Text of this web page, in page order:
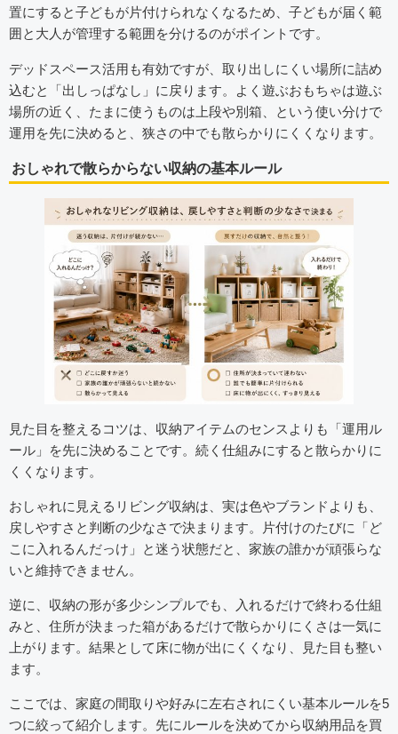
置にすると子どもが片付けられなくなるため、子どもが届く範
囲と大人が管理する範囲を分けるのがポイントです。
デッドスペース活用も有効ですが、取り出しにくい場所に詰め
込むと「出しっぱなし」に戻ります。よく遊ぶおもちゃは遊ぶ
場所の近く、たまに使うものは上段や別箱、という使い分けで
運用を先に決めると、狭さの中でも散らかりにくくなります。
おしゃれで散らからない収納の基本ルール
見た目を整えるコツは、収納アイテムのセンスよりも「運用ル
ール」を先に決めることです。続く仕組みにすると散らかりに
くくなります。
おしゃれに見えるリビング収納は、実は色やブランドよりも、
戻しやすさと判断の少なさで決まります。片付けのたびに「ど
こに入れるんだっけ」と迷う状態だと、家族の誰かが頑張らな
いと維持できません。
逆に、収納の形が多少シンプルでも、入れるだけで終わる仕組
みと、住所が決まった箱があるだけで散らかりにくさは一気に
上がります。結果として床に物が出にくくなり、見た目も整い
ます。
ここでは、家庭の間取りや好みに左右されにくい基本ルールを5
つに絞って紹介します。先にルールを決めてから収納用品を買